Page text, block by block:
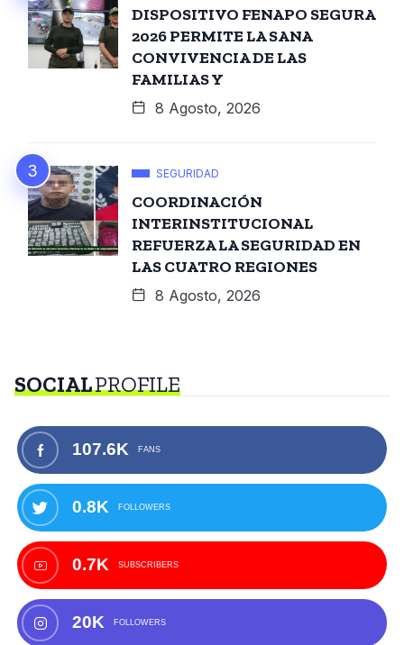
DISPOSITIVO FENAPO SEGURA
2026 PERMITE LA SANA
CONVIVENCIA DE LAS
FAMILIAS Y
8 Agosto, 2026
SEGURIDAD
COORDINACIÓN
INTERINSTITUCIONAL
REFUERZA LA SEGURIDAD EN
LAS CUATRO REGIONES
8 Agosto, 2026
SOCIALPROFILE
107.6K FANS
0.8K FOLLOWERS
0.7K SUBSCRIBERS
20K FOLLOWERS